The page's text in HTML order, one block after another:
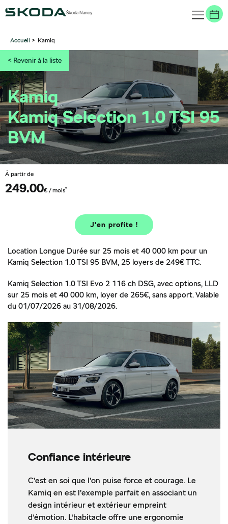
Škoda Nancy
Accueil > Kamiq
< Revenir à la liste
Kamiq
Kamiq Selection 1.0 TSI 95
BVM
À partir de
249.00€ / mois*
J'en profite !
Location Longue Durée sur 25 mois et 40 000 km pour un
Kamiq Selection 1.0 TSI 95 BVM, 25 loyers de 249€ TTC.
Kamiq Selection 1.0 TSI Evo 2 116 ch DSG, avec options, LLD
sur 25 mois et 40 000 km, loyer de 265€, sans apport. Valable
du 01/07/2026 au 31/08/2026.
Confiance intérieure
C’est en soi que l’on puise force et courage. Le
Kamiq en est l’exemple parfait en associant un
design intérieur et extérieur empreint
d’émotion. L’habitacle offre une ergonomie